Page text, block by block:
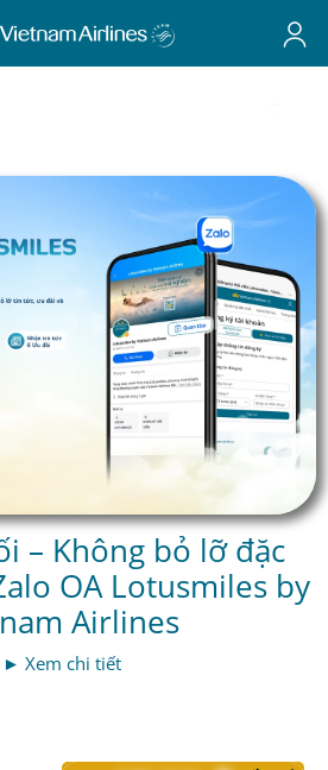
TỨC LOTUSMILES
8/2026
– Không bỏ lỡ đặc
OA Lotusmiles by
Airlines
► Xem chi tiết